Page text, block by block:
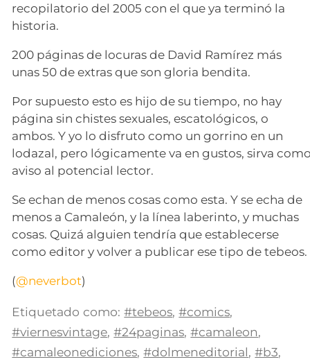
recopilatorio del 2005 con el que ya terminó la
historia.
200 páginas de locuras de David Ramírez más
unas 50 de extras que son gloria bendita.
Por supuesto esto es hijo de su tiempo, no hay
página sin chistes sexuales, escatológicos, o
ambos. Y yo lo disfruto como un gorrino en un
lodazal, pero lógicamente va en gustos, sirva
aviso al potencial lector.
Se echan de menos cosas como esta. Y se echa de
menos a Camaleón, y la línea laberinto, y muchas
cosas. Quizá alguien tendría que establecerse
como editor y volver a publicar ese tipo de tebeos.
(@neverbot)
Etiquetado como: #tebeos,#comics,
#viernesvintage,#24paginas,#camaleon,
#camaleonediciones,#dolmeneditorial,#b3,